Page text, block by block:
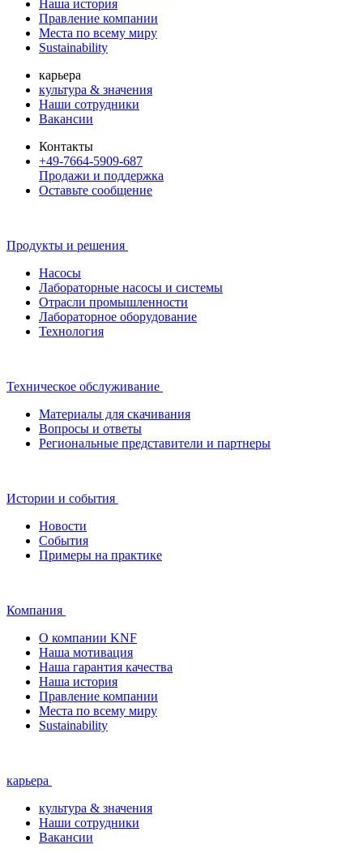
Наша история
Правление компании
Места по всему миру
Sustainability
карьера
культура & значения
Наши сотрудники
Вакансии
Контакты
+49-7664-5909-687
Продажи и поддержка
Оставьте сообщение
Продукты и решения
Насосы
Лабораторные насосы и системы
Отрасли промышленности
Лабораторное оборудование
Технология
Техническое обслуживание
Материалы для скачивания
Вопросы и ответы
Региональные представители и партнеры
Истории и события
Новости
События
Примеры на практике
Компания
О компании KNF
Наша мотивация
Наша гарантия качества
Наша история
Правление компании
Места по всему миру
Sustainability
карьера
культура & значения
Наши сотрудники
Вакансии